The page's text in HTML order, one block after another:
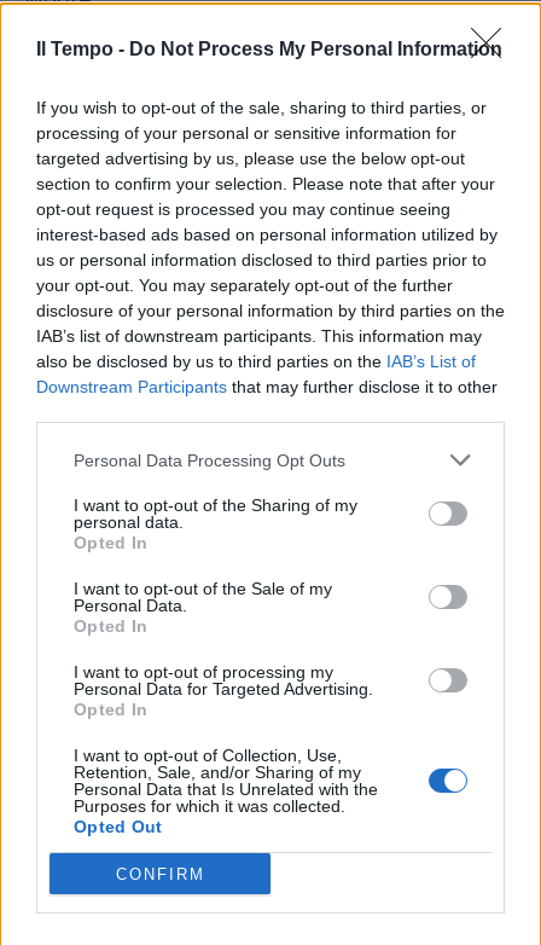
Il Tempo - Do Not Process My Personal Information
If you wish to opt-out of the sale, sharing to third parties, or
processing of your personal or sensitive information for
targeted advertising by us, please use the below opt-out
section to confirm your selection. Please note that after your
opt-out request is processed you may continue seeing
interest-based ads based on personal information utilized by
us or personal information disclosed to third parties prior to
your opt-out. You may separately opt-out of the further
disclosure of your personal information by third parties on the
IAB’s list of downstream participants. This information may
also be disclosed by us to third parties on the IAB’s List of
Downstream Participants that may further disclose it to other
Personal Data Processing Opt Outs
I want to opt-out of the Sharing of my
personal data.
Opted In
I want to opt-out of the Sale of my
Personal Data.
Opted In
I want to opt-out of processing my
Personal Data for Targeted Advertising.
Opted In
I want to opt-out of Collection, Use,
Retention, Sale, and/or Sharing of my
Personal Data that Is Unrelated with the
Purposes for which it was collected.
Opted Out
CONFIRM
In evidenza